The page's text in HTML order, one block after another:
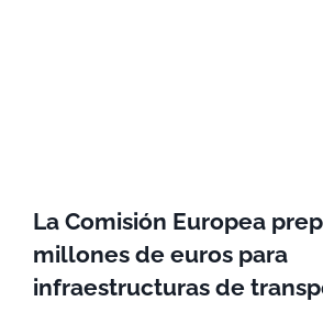
La Comisión Europea
millones de euros para
infraestructuras de